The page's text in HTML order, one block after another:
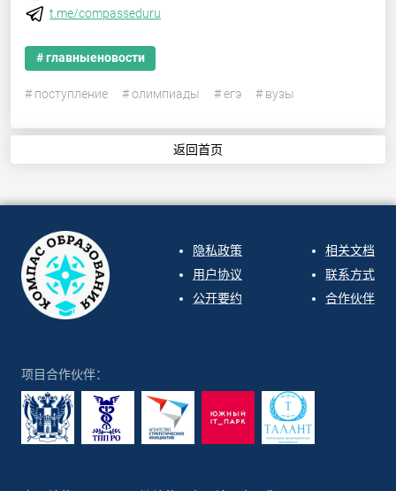
t.me/compasseduru
# главныеновости
# поступление # олимпиады # егэ # вузы
返回首页
隐私政策
用户协议
公开要约
相关文档
联系方式
合作伙伴
项目合作伙伴：